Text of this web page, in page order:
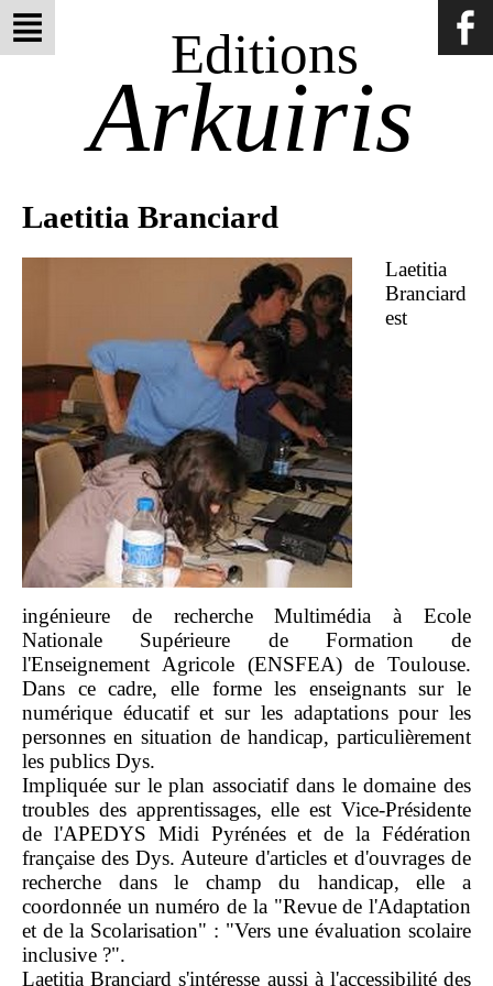
Editions
Arkuiris
Laetitia Branciard
Laetitia
Branciard
est
ingénieure de recherche Multimédia à Ecole
Nationale Supérieure de Formation de
l'Enseignement Agricole (ENSFEA) de Toulouse.
Dans ce cadre, elle forme les enseignants sur le
numérique éducatif et sur les adaptations pour les
personnes en situation de handicap, particulièrement
les publics Dys.
Impliquée sur le plan associatif dans le domaine des
troubles des apprentissages, elle est Vice-Présidente
de l'APEDYS Midi Pyrénées et de la Fédération
française des Dys. Auteure d'articles et d'ouvrages de
recherche dans le champ du handicap, elle a
coordonnée un numéro de la "Revue de l'Adaptation
et de la Scolarisation" : "Vers une évaluation scolaire
inclusive ?".
Laetitia Branciard s'intéresse aussi à l'accessibilité des